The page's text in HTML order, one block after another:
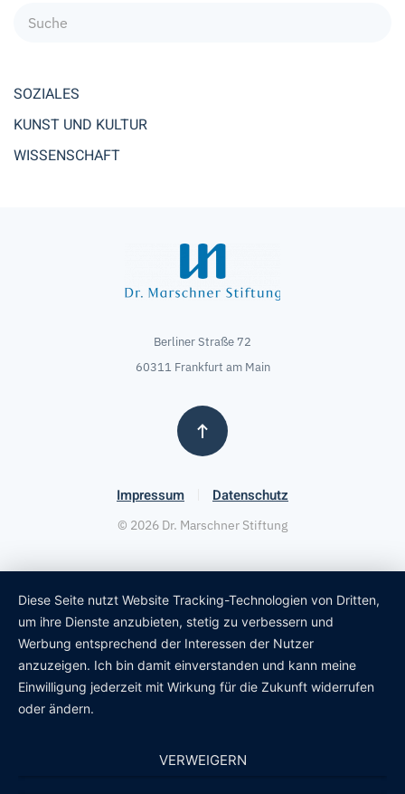
SOZIALES
KUNST UND KULTUR
WISSENSCHAFT
Berliner Straße 72
60311 Frankfurt am Main
Impressum Datenschutz
© 2026 Dr. Marschner Stiftung
Diese Seite nutzt Website Tracking-Technologien von Dritten,
um ihre Dienste anzubieten, stetig zu verbessern und
Werbung entsprechend der Interessen der Nutzer
anzuzeigen. Ich bin damit einverstanden und kann meine
Einwilligung jederzeit mit Wirkung für die Zukunft widerrufen
oder ändern.
VERWEIGERN